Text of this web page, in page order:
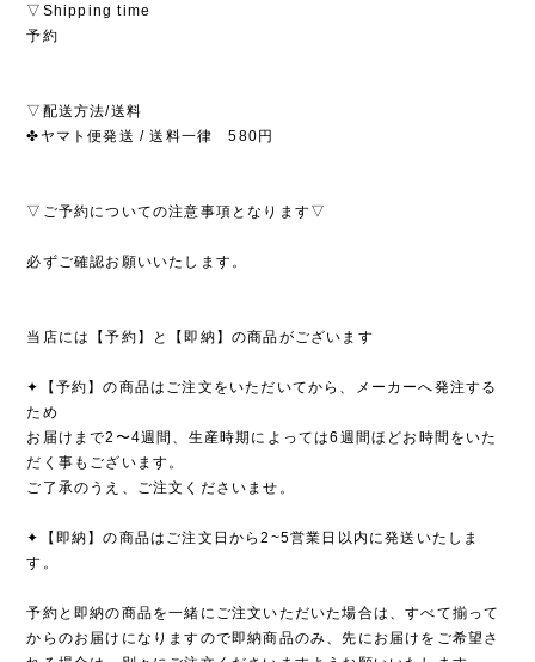
▽Shipping time
予約
▽配送方法/送料
✤ヤマト便発送 / 送料一律 580円
▽ご予約についての注意事項となります▽
必ずご確認お願いいたします。
当店には【予約】と【即納】の商品がございます
✦【予約】の商品はご注文をいただいてから、メーカーへ発注する
ため
お届けまで2〜4週間、生産時期によっては6週間ほどお時間をいた
だく事もございます。
ご了承のうえ、ご注文くださいませ。
✦【即納】の商品はご注文日から2~5営業日以内に発送いたしま
す。
予約と即納の商品を一緒にご注文いただいた場合は、すべて揃って
からのお届けになりますので即納商品のみ、先にお届けをご希望さ